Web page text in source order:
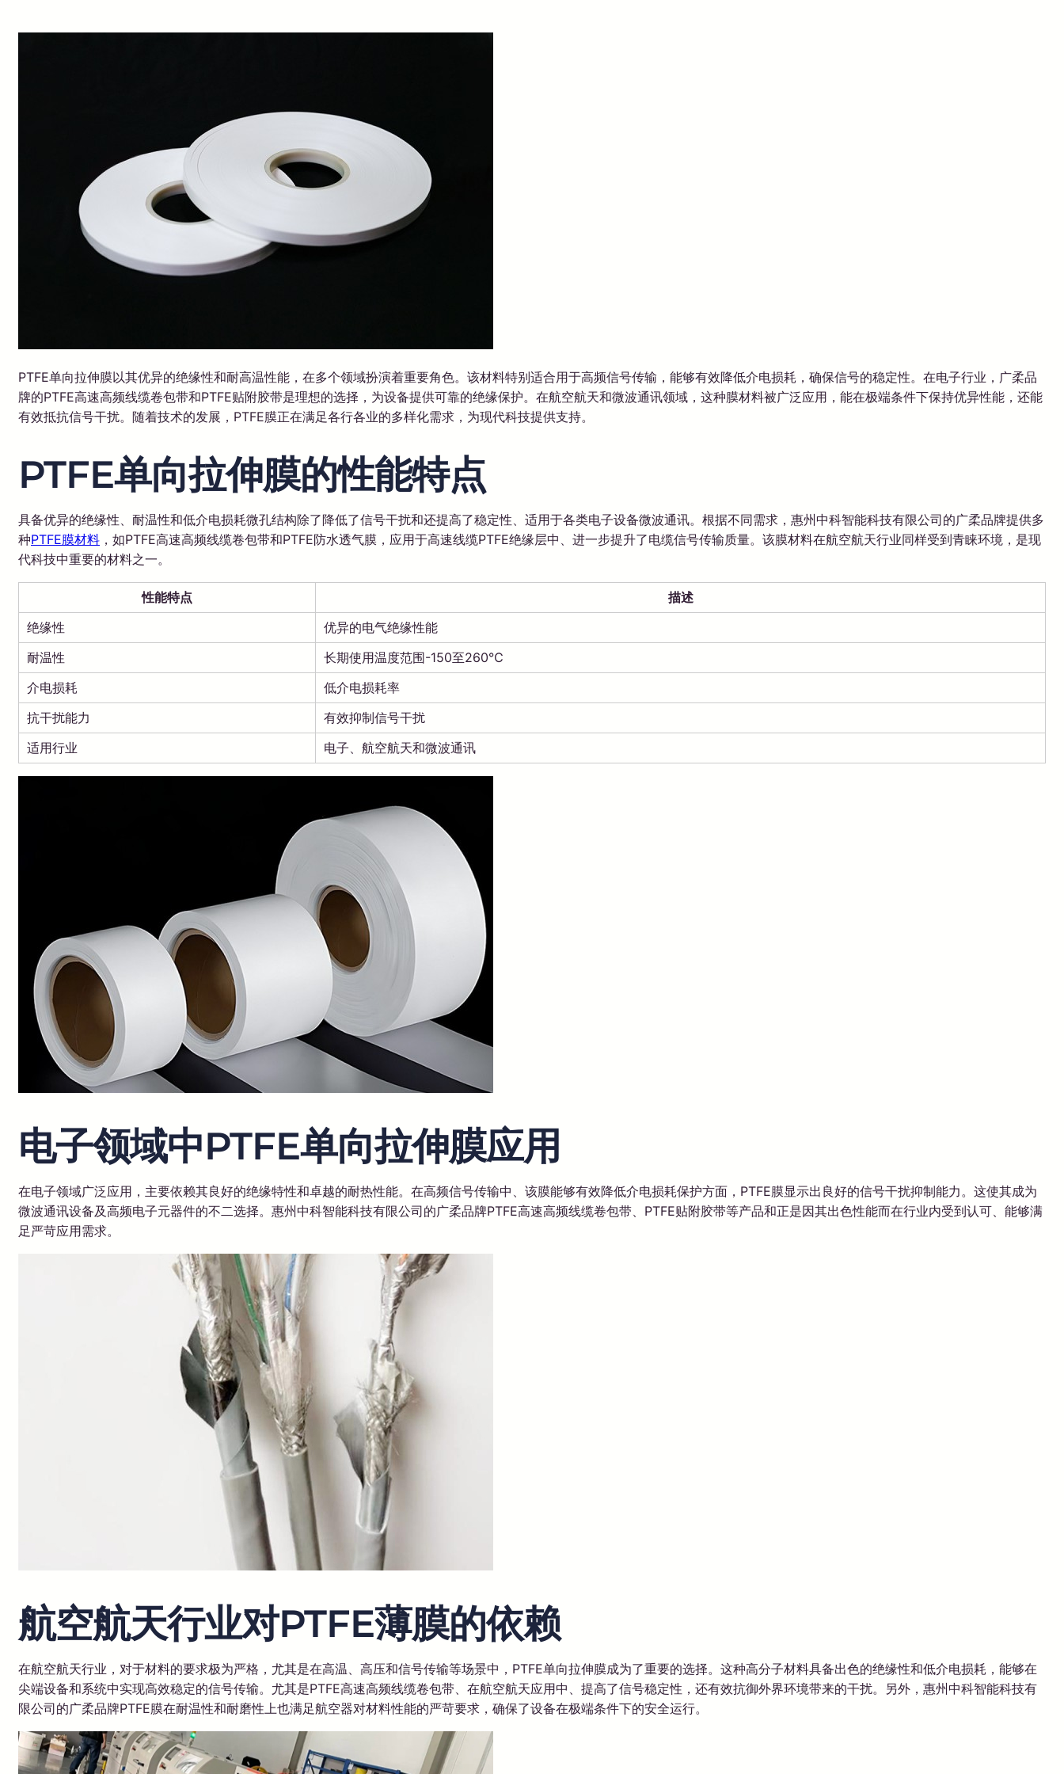
PTFE单向拉伸膜以其优异的绝缘性和耐高温性能，在多个领域扮演着重要角色。该材料特别适合用于高频信号传输，能够有效降低介电损耗，确保信号的稳定性。在电子行业，广柔品
牌的PTFE高速高频线缆卷包带和PTFE贴附胶带是理想的选择，为设备提供可靠的绝缘保护。在航空航天和微波通讯领域，这种膜材料被广泛应用，能在极端条件下保持优异性能，还能
有效抵抗信号干扰。随着技术的发展，PTFE膜正在满足各行各业的多样化需求，为现代科技提供支持。
PTFE单向拉伸膜的性能特点
具备优异的绝缘性、耐温性和低介电损耗微孔结构除了降低了信号干扰和还提高了稳定性、适用于各类电子设备微波通讯。根据不同需求，惠州中科智能科技有限公司的广柔品牌提供多
种PTFE膜材料 ，如PTFE高速高频线缆卷包带和PTFE防水透气膜，应用于高速线缆PTFE绝缘层中、进一步提升了电缆信号传输质量。该膜材料在航空航天行业同样受到青睐环境，是现
代科技中重要的材料之一。
性能特点
描述
绝缘性
优异的电气绝缘性能
耐温性
长期使用温度范围-150至260℃
介电损耗
低介电损耗率
抗干扰能力
有效抑制信号干扰
适用行业
电子、航空航天和微波通讯
电子领域中PTFE单向拉伸膜应用
在电子领域广泛应用，主要依赖其良好的绝缘特性和卓越的耐热性能。在高频信号传输中、该膜能够有效降低介电损耗保护方面，PTFE膜显示出良好的信号干扰抑制能力。这使其成为
微波通讯设备及高频电子元器件的不二选择。惠州中科智能科技有限公司的广柔品牌PTFE高速高频线缆卷包带、PTFE贴附胶带等产品和正是因其出色性能而在行业内受到认可、能够满
足严苛应用需求。
航空航天行业对PTFE薄膜的依赖
在航空航天行业，对于材料的要求极为严格，尤其是在高温、高压和信号传输等场景中，PTFE单向拉伸膜成为了重要的选择。这种高分子材料具备出色的绝缘性和低介电损耗，能够在
尖端设备和系统中实现高效稳定的信号传输。尤其是PTFE高速高频线缆卷包带、在航空航天应用中、提高了信号稳定性，还有效抗御外界环境带来的干扰。另外，惠州中科智能科技有
限公司的广柔品牌PTFE膜在耐温性和耐磨性上也满足航空器对材料性能的严苛要求，确保了设备在极端条件下的安全运行。